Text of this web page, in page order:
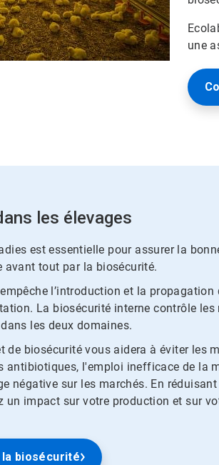
une
les élevages
est essentielle pour assurer la
avant tout par la biosécurité.
l’introduction et la
La biosécurité interne contrôle
les deux domaines.
de biosécurité vous aidera à éviter les
antibiotiques, l'emploi inefficace de la
négative sur les marchés. En
un impact sur votre production et sur
biosécurité